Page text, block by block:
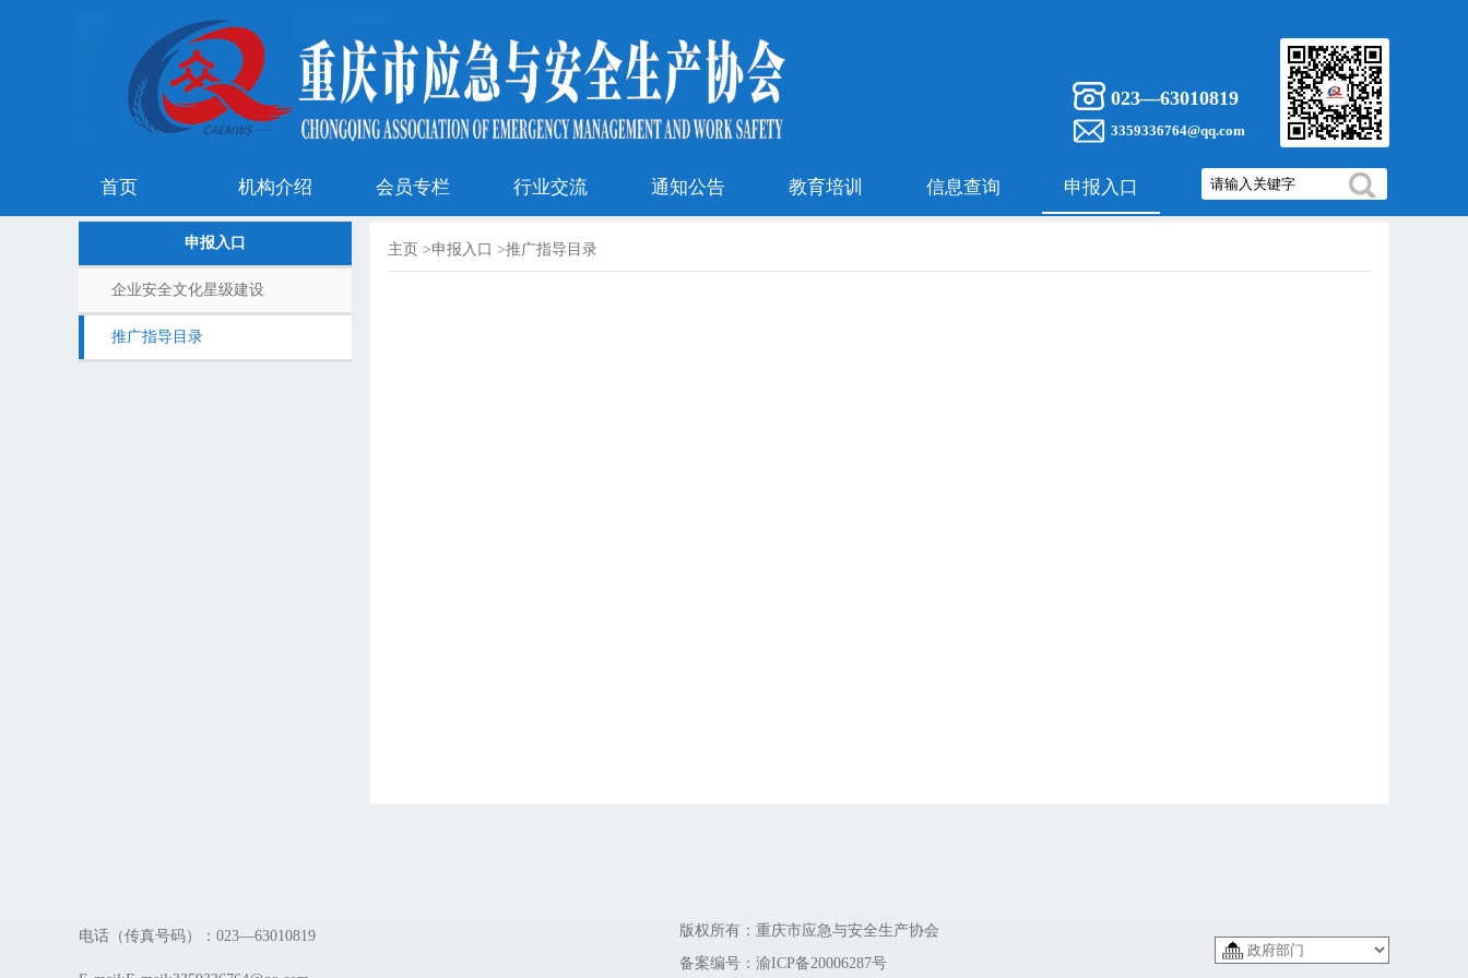
023—63010819
3359336764@qq.com
首页 机构介绍 会员专栏 行业交流 通知公告 教育培训 信息查询 申报入口
申报入口
企业安全文化星级建设
推广指导目录
主页 >申报入口 >推广指导目录
电话（传真号码）：023—63010819
版权所有：重庆市应急与安全生产协会
备案编号： 渝ICP备20006287号